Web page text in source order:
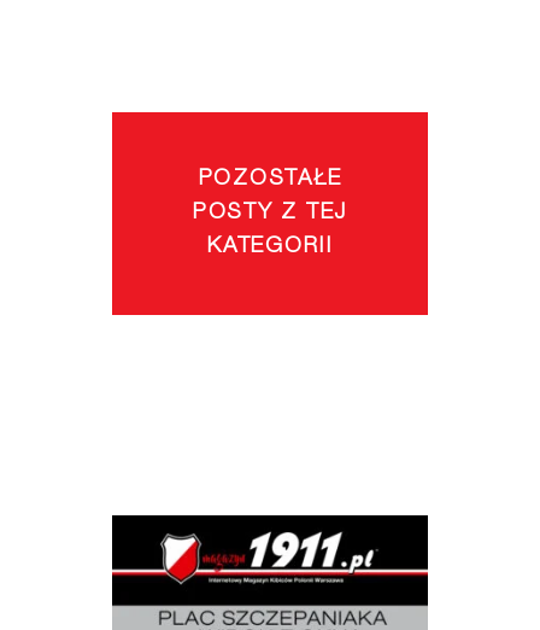
POZOSTAŁE
POSTY Z TEJ
KATEGORII